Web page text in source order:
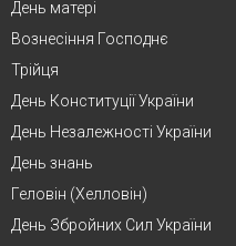
День матері
Вознесіння Господнє
Трійця
День Конституції України
День Незалежності України
День знань
Геловін (Хелловін)
День Збройних Сил України